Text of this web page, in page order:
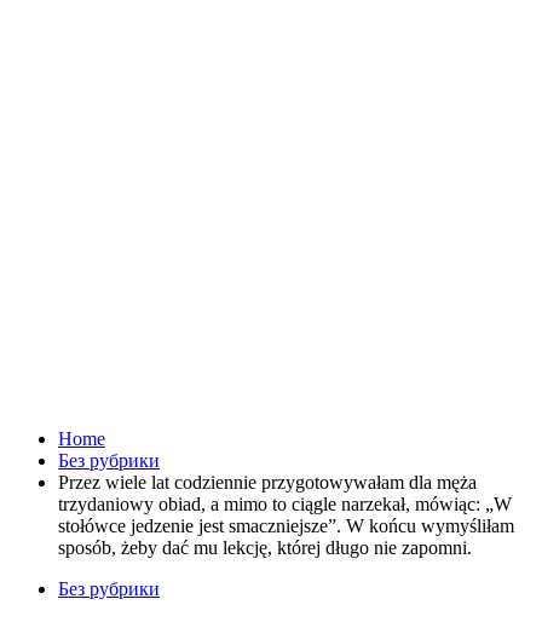
Home
Без рубрики
Przez wiele lat codziennie przygotowywałam dla męża
trzydaniowy obiad, a mimo to ciągle narzekał, mówiąc: „W
stołówce jedzenie jest smaczniejsze”. W końcu wymyśliłam
sposób, żeby dać mu lekcję, której długo nie zapomni.
Без рубрики